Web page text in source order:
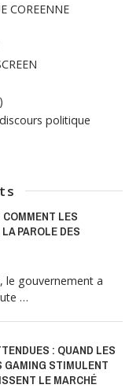
COREENNE
politique
COMMENT LES
PAROLE DES
le gouvernement a
…
: QUAND LES
GAMING STIMULENT
LE MARCHÉ